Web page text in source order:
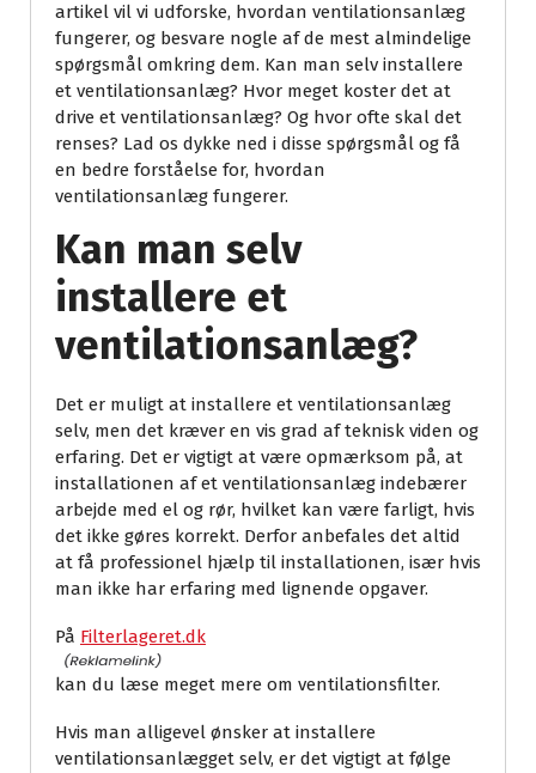
artikel vil vi udforske, hvordan ventilationsanlæg
fungerer, og besvare nogle af de mest almindelige
spørgsmål omkring dem. Kan man selv installere
et ventilationsanlæg? Hvor meget koster det at
drive et ventilationsanlæg? Og hvor ofte skal det
renses? Lad os dykke ned i disse spørgsmål og få
en bedre forståelse for, hvordan
ventilationsanlæg fungerer.
Kan man selv
installere et
ventilationsanlæg?
Det er muligt at installere et ventilationsanlæg
selv, men det kræver en vis grad af teknisk viden og
erfaring. Det er vigtigt at være opmærksom på, at
installationen af et ventilationsanlæg indebærer
arbejde med el og rør, hvilket kan være farligt, hvis
det ikke gøres korrekt. Derfor anbefales det altid
at få professionel hjælp til installationen, især hvis
man ikke har erfaring med lignende opgaver.
På Filterlageret.dk
kan du læse meget mere om ventilationsfilter.
Hvis man alligevel ønsker at installere
ventilationsanlægget selv, er det vigtigt at følge